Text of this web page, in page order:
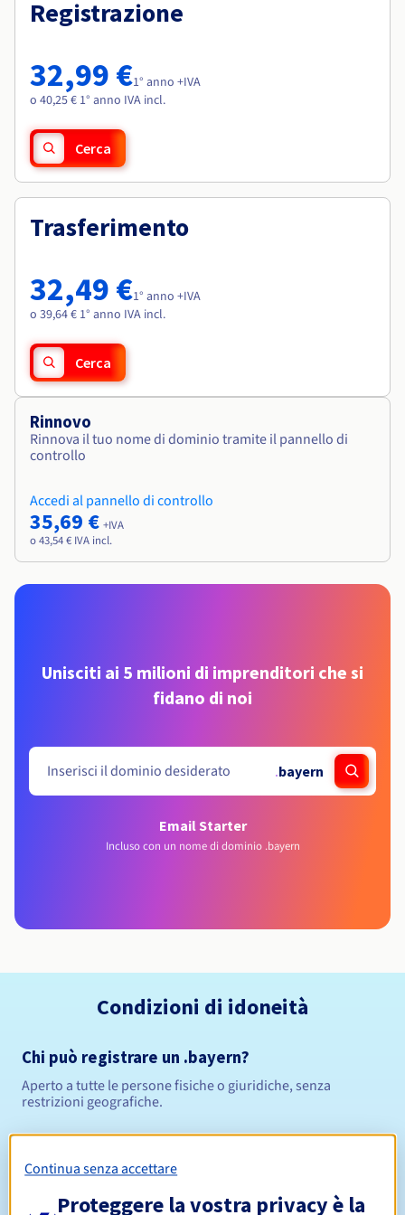
Tariffe
Roadmap & Changelog
Osservabilità
Roadmap & Changelog
Roadmap & Changelog
Roadmap & Changelog
Roadmap & Changelog
Registrazione
32,99 €1° anno +IVA
o 40,25 € 1° anno IVA incl.
Cerca
Trasferimento
32,49 €1° anno +IVA
o 39,64 € 1° anno IVA incl.
Cerca
Rinnovo
Rinnova il tuo nome di dominio tramite il pannello di
controllo
Accedi al pannello di controllo
35,69 € +IVA
o 43,54 € IVA incl.
Unisciti ai 5 milioni di imprenditori che si
fidano di noi
.bayern
Email Starter
Incluso con un nome di dominio .bayern
Condizioni di idoneità
Chi può registrare un .bayern?
Aperto a tutte le persone fisiche o giuridiche, senza
restrizioni geografiche.
Regole di gestione e notifiche
Continua senza accettare
Proteggere la vostra privacy è la